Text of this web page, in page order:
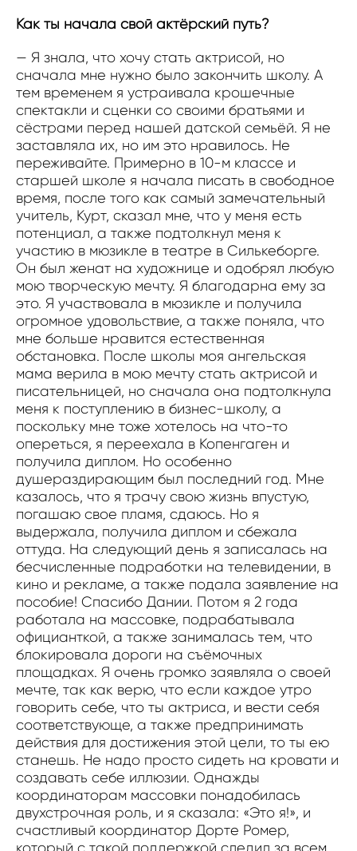
Как ты начала свой актёрский путь?
— Я знала, что хочу стать актрисой, но
сначала мне нужно было закончить школу. А
тем временем я устраивала крошечные
спектакли и сценки со своими братьями и
сёстрами перед нашей датской семьёй. Я не
заставляла их, но им это нравилось. Не
переживайте. Примерно в 10-м классе и
старшей школе я начала писать в свободное
время, после того как самый замечательный
учитель, Курт, сказал мне, что у меня есть
потенциал, а также подтолкнул меня к
участию в мюзикле в театре в Силькеборге.
Он был женат на художнице и одобрял любую
мою творческую мечту. Я благодарна ему за
это. Я участвовала в мюзикле и получила
огромное удовольствие, а также поняла, что
мне больше нравится естественная
обстановка. После школы моя ангельская
мама верила в мою мечту стать актрисой и
писательницей, но сначала она подтолкнула
меня к поступлению в бизнес-школу, а
поскольку мне тоже хотелось на что-то
опереться, я переехала в Копенгаген и
получила диплом. Но особенно
душераздирающим был последний год. Мне
казалось, что я трачу свою жизнь впустую,
погашаю свое пламя, сдаюсь. Но я
выдержала, получила диплом и сбежала
оттуда. На следующий день я записалась на
бесчисленные подработки на телевидении, в
кино и рекламе, а также подала заявление на
пособие! Спасибо Дании. Потом я 2 года
работала на массовке, подрабатывала
официанткой, а также занималась тем, что
блокировала дороги на съёмочных
площадках. Я очень громко заявляла о своей
мечте, так как верю, что если каждое утро
говорить себе, что ты актриса, и вести себя
соответствующе, а также предпринимать
действия для достижения этой цели, то ты ею
станешь. Не надо просто сидеть на кровати и
создавать себе иллюзии. Однажды
координаторам массовки понадобилась
двухстрочная роль, и я сказала: «Это я!», и
счастливый координатор Дорте Ромер,